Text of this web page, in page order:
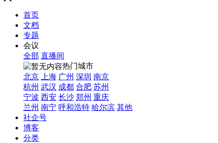
首页
文档
专题
会议
全部 直播间
热门城市
北京
上海 广州 深圳 南京
杭州 武汉 成都 合肥 苏州
宁波 西安 长沙 郑州 重庆
兰州 南宁 呼和浩特 哈尔滨 其他
社企号
博客
分类